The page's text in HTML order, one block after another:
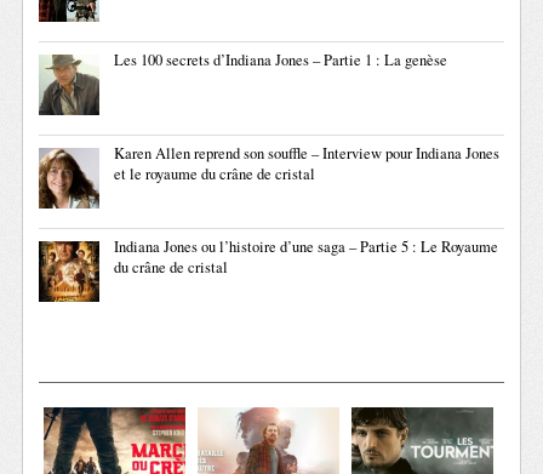
Les 100 secrets d’Indiana Jones – Partie 1 : La genèse
Karen Allen reprend son souffle – Interview pour Indiana Jones
et le royaume du crâne de cristal
Indiana Jones ou l’histoire d’une saga – Partie 5 : Le Royaume
du crâne de cristal